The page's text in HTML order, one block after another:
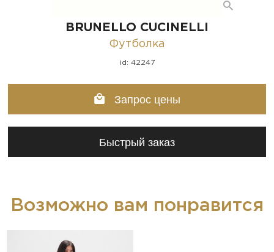
BRUNELLO CUCINELLI
Футболка
id: 42247
Запрос цены
Быстрый заказ
Возможно вам понравится